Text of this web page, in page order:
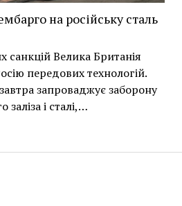
на російську сталь
санкцій Велика Британія
передових технологій.
запроваджує заборону
заліза і сталі,…